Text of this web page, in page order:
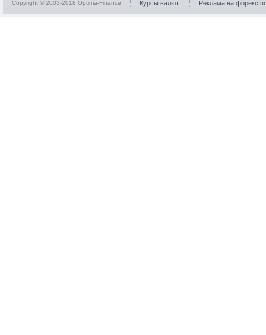
Copyright © 2003-2018 Optima-Finance Курсы валют Реклама на форекс